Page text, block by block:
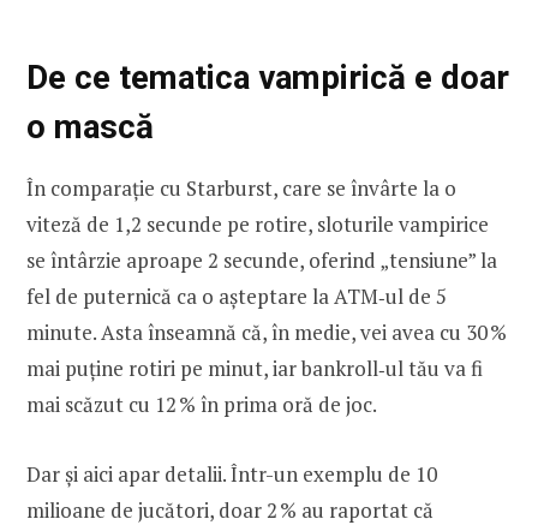
De ce tematica vampirică e doar
o mască
În comparație cu Starburst, care se învârte la o
viteză de 1,2 secunde pe rotire, sloturile vampirice
se întârzie aproape 2 secunde, oferind „tensiune” la
fel de puternică ca o așteptare la ATM‑ul de 5
minute. Asta înseamnă că, în medie, vei avea cu 30 %
mai puține rotiri pe minut, iar bankroll‑ul tău va fi
mai scăzut cu 12 % în prima oră de joc.
Dar și aici apar detalii. Într-un exemplu de 10
milioane de jucători, doar 2 % au raportat că